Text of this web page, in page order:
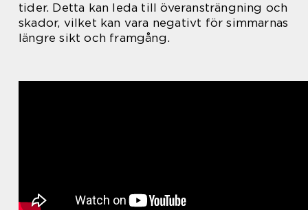
tider. Detta kan leda till överansträngning och
skador, vilket kan vara negativt för simmarnas
längre sikt och framgång.